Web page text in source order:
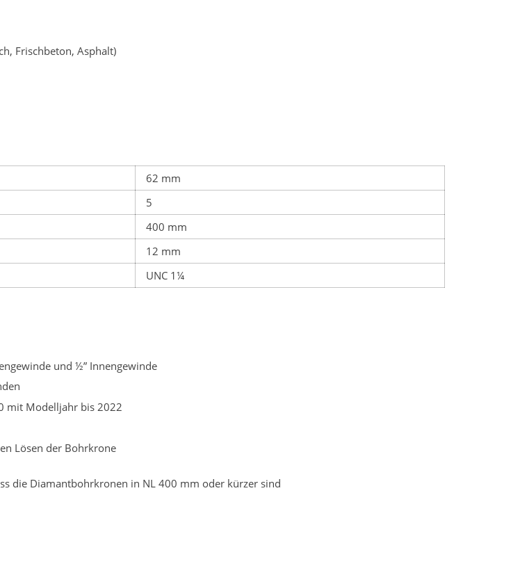
Frischbeton, Asphalt)
62 mm
5
400 mm
12 mm
UNC 1¼
und ½” Innengewinde
mit Modelljahr bis 2022
Lösen der Bohrkrone
die Diamantbohrkronen in NL 400 mm oder kürzer sind